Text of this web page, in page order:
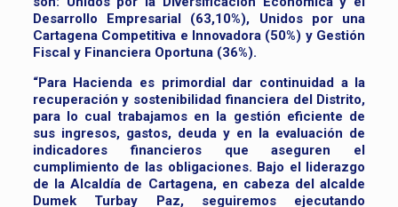
Desarrollo Empresarial (63,10%), Unidos por una
Cartagena Competitiva e Innovadora (50%) y Gestión
Fiscal y Financiera Oportuna (36%).
“Para Hacienda es primordial dar continuidad a la
recuperación y sostenibilidad financiera del Distrito,
para lo cual trabajamos en la gestión eficiente de
sus ingresos, gastos, deuda y en la evaluación de
indicadores financieros que aseguren el
cumplimiento de las obligaciones. Bajo el liderazgo
de la Alcaldía de Cartagena, en cabeza del alcalde
Dumek Turbay Paz, seguiremos ejecutando